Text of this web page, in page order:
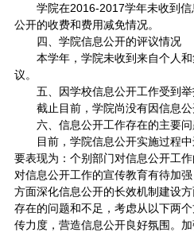
学院在2016-2017学年未收到
公开的收费和费用减免情况。
四、学院信息公开的评议情况
本学年，学院未收到来自个人
议。
五、因学校信息公开工作受到
截止目前，学院尚没有因信息公
六、信息公开工作存在的主要
目前，学院信息公开实施过程
要表现为：个别部门对信息公开工
对信息公开工作的宣传教育有待加
方面深化信息公开的长效机制建设
存在的问题和不足，考虑从以下两
传力度，营造信息公开良好氛围。